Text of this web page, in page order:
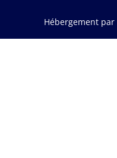
Hébergement par